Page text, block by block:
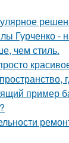
Гурченко -
чем стиль.
пример